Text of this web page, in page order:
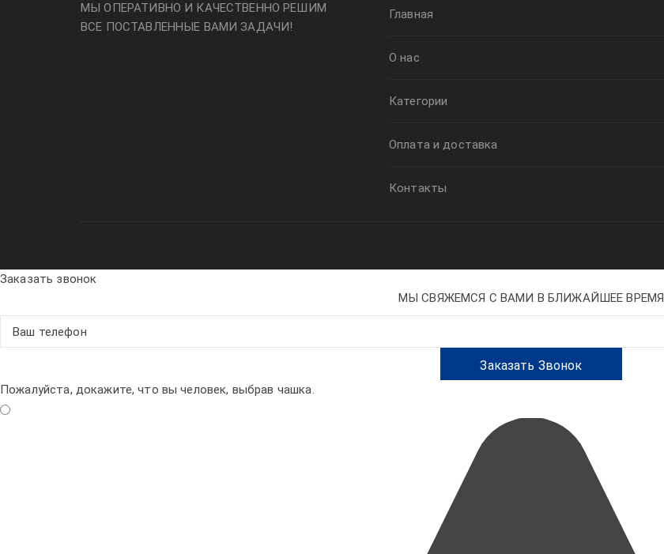
МЫ ОПЕРАТИВНО И КАЧЕСТВЕННО РЕШИМ
ВСЕ ПОСТАВЛЕННЫЕ ВАМИ ЗАДАЧИ!
Главная
О нас
Категории
Оплата и доставка
Контакты
Заказать звонок
МЫ СВЯЖЕМСЯ С ВАМИ В БЛИЖАЙШЕЕ ВРЕМЯ
Пожалуйста, докажите, что вы человек, выбрав чашка.